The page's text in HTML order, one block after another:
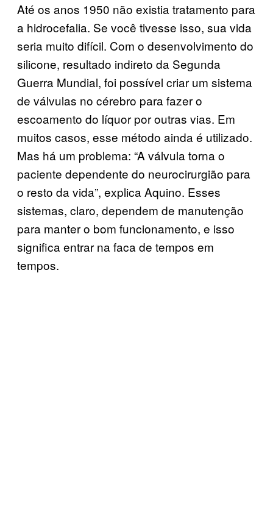
Até os anos 1950 não existia tratamento para
a hidrocefalia. Se você tivesse isso, sua vida
seria muito difícil. Com o desenvolvimento do
silicone, resultado indireto da Segunda
Guerra Mundial, foi possível criar um sistema
de válvulas no cérebro para fazer o
escoamento do líquor por outras vias. Em
muitos casos, esse método ainda é utilizado.
Mas há um problema: “A válvula torna o
paciente dependente do neurocirurgião para
o resto da vida”, explica Aquino. Esses
sistemas, claro, dependem de manutenção
para manter o bom funcionamento, e isso
significa entrar na faca de tempos em
tempos.